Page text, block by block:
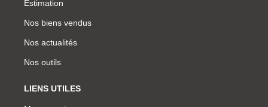
Estimation
Nos biens vendus
Nos actualités
Nos outils
LIENS UTILES